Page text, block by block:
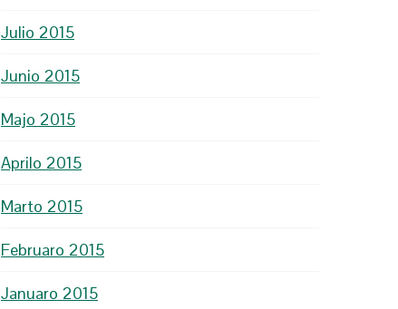
Julio 2015
Junio 2015
Majo 2015
Aprilo 2015
Marto 2015
Februaro 2015
Januaro 2015